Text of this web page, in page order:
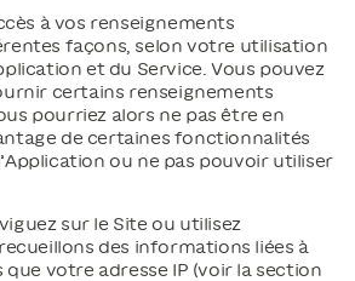
à vos renseignements
façons, selon votre utilisation
et du Service. Vous pouvez
certains renseignements
pourriez alors ne pas être en
de certaines fonctionnalités
ou ne pas pouvoir utiliser
sur le Site ou utilisez
des informations liées à
que votre adresse IP (voir la section